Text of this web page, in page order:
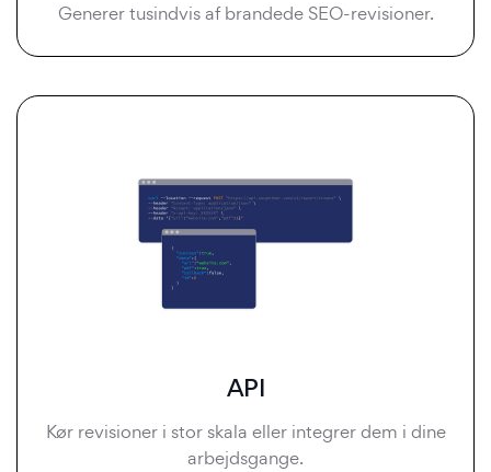
Generer tusindvis af brandede SEO-revisioner.
API
Kør revisioner i stor skala eller integrer dem i dine
arbejdsgange.